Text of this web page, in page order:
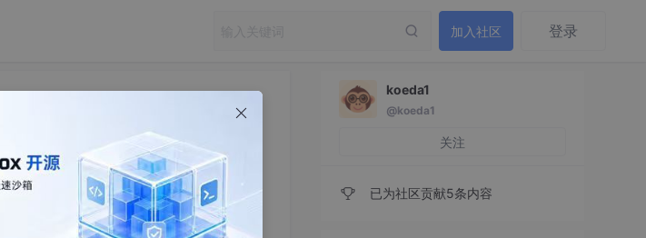
加入社区 登录
koeda1
@koeda1
关注
已为社区贡献5条内容